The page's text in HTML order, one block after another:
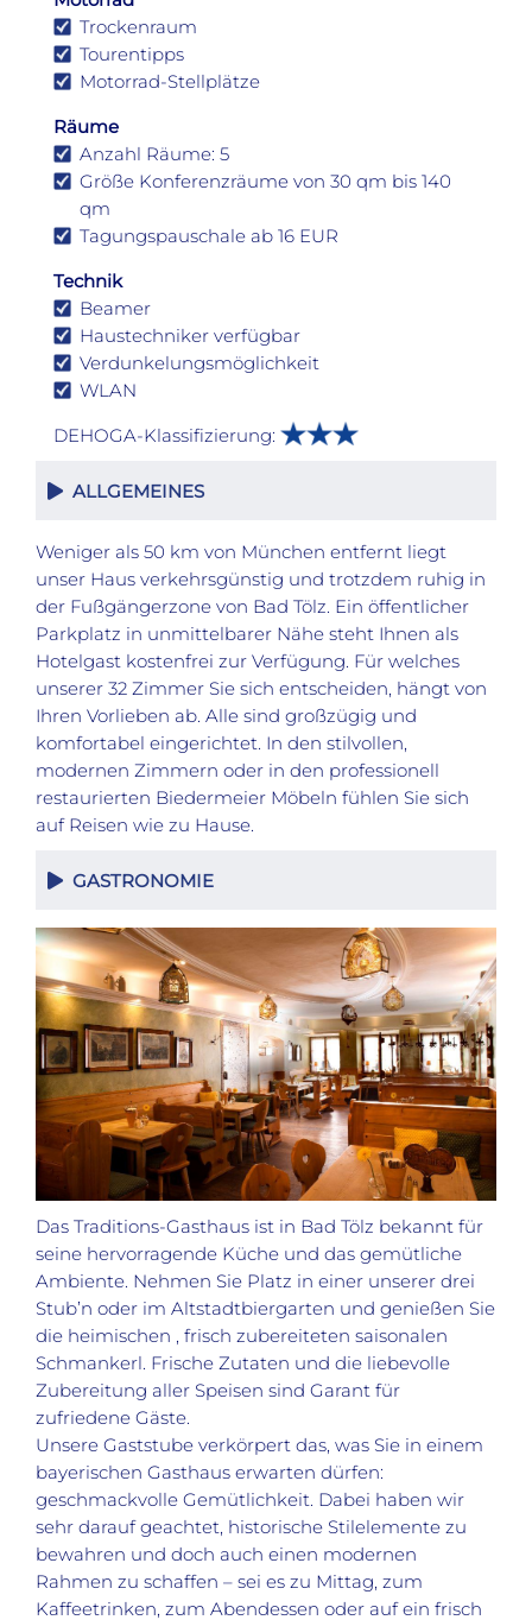
Trockenraum
Tourentipps
Motorrad-Stellplätze
Räume
Anzahl Räume: 5
Größe Konferenzräume von 30 qm bis 140
qm
Tagungspauschale ab 16 EUR
Technik
Beamer
Haustechniker verfügbar
Verdunkelungsmöglichkeit
WLAN
DEHOGA-Klassifizierung:
ALLGEMEINES
Weniger als 50 km von München entfernt liegt
unser Haus verkehrsgünstig und trotzdem ruhig in
der Fußgängerzone von Bad Tölz. Ein öffentlicher
Parkplatz in unmittelbarer Nähe steht Ihnen als
Hotelgast kostenfrei zur Verfügung. Für welches
unserer 32 Zimmer Sie sich entscheiden, hängt von
Ihren Vorlieben ab. Alle sind großzügig und
komfortabel eingerichtet. In den stilvollen,
modernen Zimmern oder in den professionell
restaurierten Biedermeier Möbeln fühlen Sie sich
auf Reisen wie zu Hause.
GASTRONOMIE
Das Traditions-Gasthaus ist in Bad Tölz bekannt für
seine hervorragende Küche und das gemütliche
Ambiente. Nehmen Sie Platz in einer unserer drei
Stub’n oder im Altstadtbiergarten und genießen Sie
die heimischen , frisch zubereiteten saisonalen
Schmankerl. Frische Zutaten und die liebevolle
Zubereitung aller Speisen sind Garant für
zufriedene Gäste.
Unsere Gaststube verkörpert das, was Sie in einem
bayerischen Gasthaus erwarten dürfen:
geschmackvolle Gemütlichkeit. Dabei haben wir
sehr darauf geachtet, historische Stilelemente zu
bewahren und doch auch einen modernen
Rahmen zu schaffen – sei es zu Mittag, zum
Kaffeetrinken, zum Abendessen oder auf ein frisch